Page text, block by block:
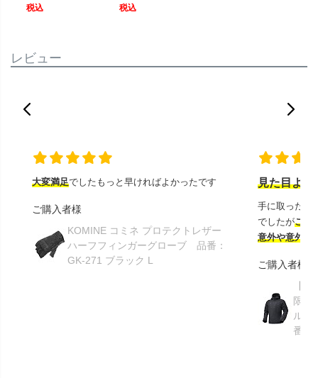
税込 税込
レビュー
大変満足でしたもっと早ければよかったです
ご購入者様
KOMINE コミネ プロテクトレザー
ハーフフィンガーグローブ 品番：
GK-271 ブラック L
見た目より
手に取ったと
でしたがこの
意外や意外ス
ご購入者様
限り
ルメ
番：